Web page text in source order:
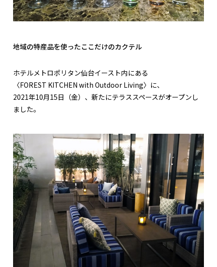
地域の特産品を使ったここだけのカクテル
ホテルメトロポリタン仙台イースト内にある
〈FOREST KITCHEN with Outdoor Living〉に、
2021年10月15日（金）、新たにテラススペースがオープンし
ました。